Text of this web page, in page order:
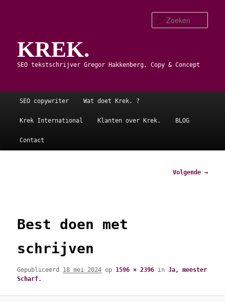
primaire
inhoudKREK.
SEO tekstschrijver Gregor Hakkenberg, Copy & Concept
Hoofdmenu
SEO copywriter Wat doet Krek. ?
Krek International Klanten over Krek. BLOG
Contact
Volgende →
Best doen met
schrijven
Gepubliceerd 18 mei 2024 op 1596 × 2396 inJa, meester
Scharf.